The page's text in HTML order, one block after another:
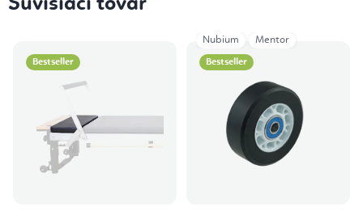
Súvisiaci tovar
Bestseller Bestseller
Nubium Mentor